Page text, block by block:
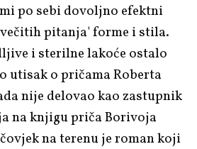
po sebi dovoljno efektni
pitanja' forme i stila.
i sterilne lakoće ostalo
utisak o pričama Roberta
nije delovao kao zastupnik
na knjigu pričaBorivoja
na terenuje roman koji